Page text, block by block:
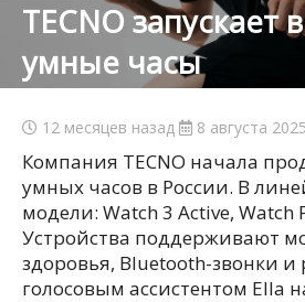
TECNO запускает
умные часы
12 месяцев назад 8 августа
Компания TECNO начала
умных часов в России. В
модели: Watch 3 Active, Watch
Устройства поддерживают
здоровья, Bluetooth-звонки и
голосовым ассистентом Ella